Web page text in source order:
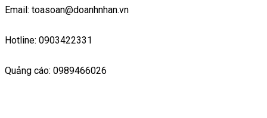
Email: toasoan@doanhnhan.vn
Hotline: 0903422331
Quảng cáo: 0989466026